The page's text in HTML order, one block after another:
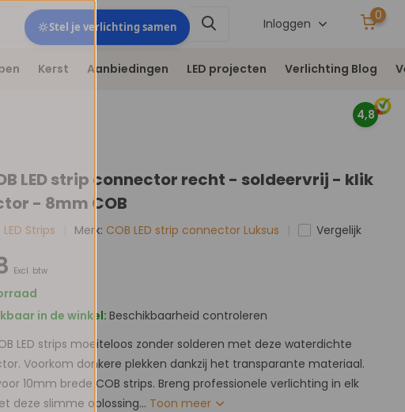
Stel je verlichting samen Inloggen
0
Stel je verlichting
samen
Kerst Aanbiedingen LED projecten Verlichting Blog
4,8
LED strip connector recht - soldeervrij - klik
- 8mm COB
Strips Merk: COB LED strip connector Luksus Vergelijk
Excl. btw
in de winkel:Beschikbaarheid controleren
LED strips moeiteloos zonder solderen met deze waterdichte
Voorkom donkere plekken dankzij het transparante materiaal.
10mm brede COB strips. Breng professionele verlichting in elk
deze slimme oplossing... Toon meer